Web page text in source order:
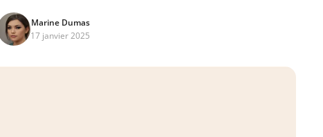
Marine Dumas
17 janvier 2025